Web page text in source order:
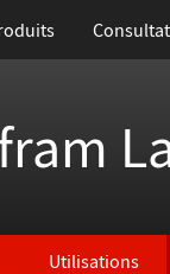
Utilisations